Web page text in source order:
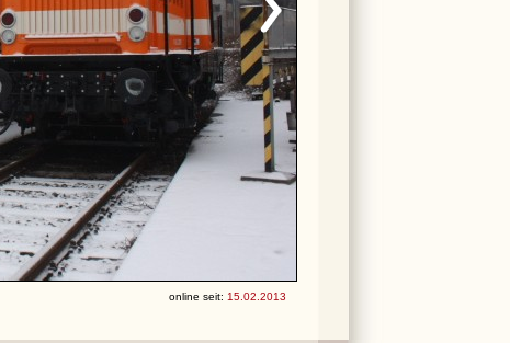
online seit: 15.02.2013